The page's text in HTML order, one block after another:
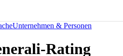
Unternehmen & Personen
Rating